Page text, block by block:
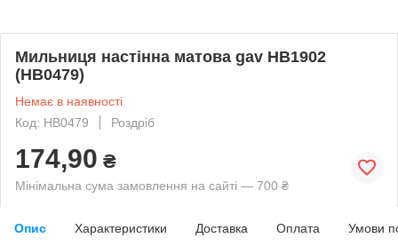
Мильниця настінна матова gav HB1902
(HB0479)
Немає в наявності
Код: HB0479
Роздріб
174,90 ₴
Мінімальна сума замовлення на сайті — 700 ₴
Опис Характеристики Доставка Оплата Умови